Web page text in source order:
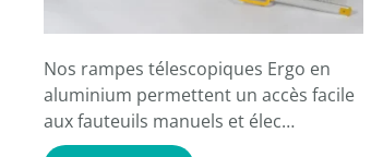
Nos rampes télescopiques Ergo en
aluminium permettent un accès facile
aux fauteuils manuels et élec…